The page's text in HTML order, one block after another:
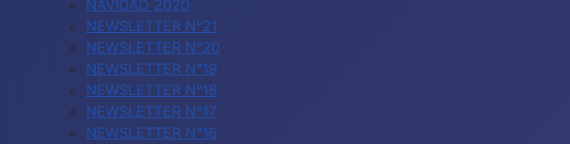
NAVIDAD 2020
NEWSLETTER N°21
NEWSLETTER N°20
NEWSLETTER N°19
NEWSLETTER N°18
NEWSLETTER N°17
NEWSLETTER N°16